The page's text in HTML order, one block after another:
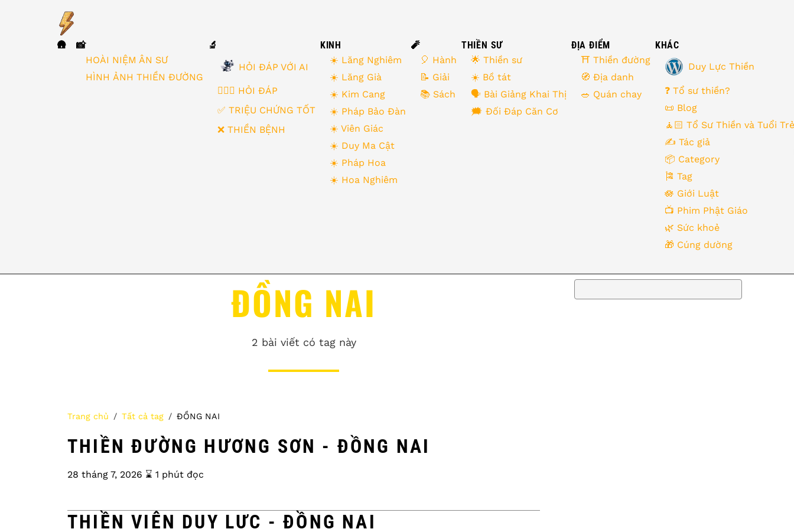
🛖
📸
HOÀI NIỆM ÂN SƯ
HÌNH ẢNH THIỀN ĐƯỜNG
🔬
HỎI ĐÁP VỚI AI
🙋🏻‍♂️ HỎI ĐÁP
✅ TRIỆU CHỨNG TỐT
❌ THIỀN BỆNH
KINH
☀️ Lăng Nghiêm
☀️ Lăng Già
☀️ Kim Cang
☀️ Pháp Bảo Đàn
☀️ Viên Giác
☀️ Duy Ma Cật
☀️ Pháp Hoa
☀️ Hoa Nghiêm
🧨
🎈 Hành
📝 Giải
📚 Sách
THIỀN SƯ
🌟 Thiền sư
☀️ Bồ tát
🗣 Bài Giảng Khai Thị
🗯 Đối Đáp Căn Cơ
ĐỊA ĐIỂM
⛩ Thiền đường
🧭 Địa danh
🥗 Quán chay
KHÁC
Duy Lực Thiền
❓ Tổ sư thiền?
📜 Blog
🧘🏻 Tổ Sư Thiền và Tuổi Trẻ
✍️ Tác giả
📦 Category
🎏 Tag
🪷 Giới Luật
📺 Phim Phật Giáo
🌿️ Sức khoẻ
🎁️ Cúng dường
ĐỒNG NAI
2 bài viết có tag này
Trang chủ Tất cả tag ĐỒNG NAI
THIỀN ĐƯỜNG HƯƠNG SƠN - ĐỒNG NAI
28 tháng 7, 2026 ⌛️ 1 phút đọc
THIỀN VIỆN DUY LỰC - ĐỒNG NAI